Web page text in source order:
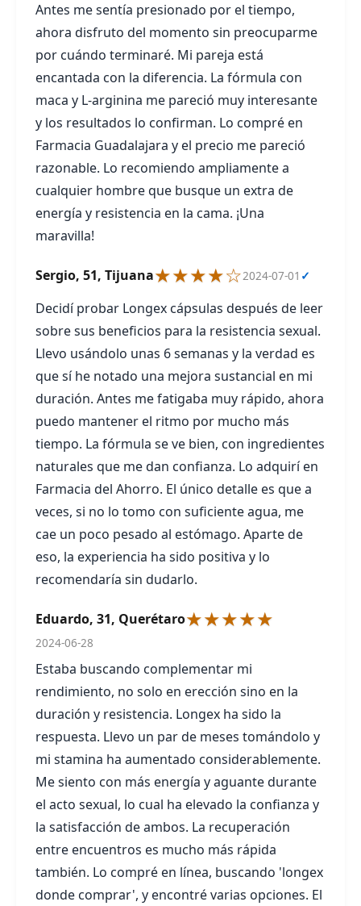
Antes me sentía presionado por el tiempo,
ahora disfruto del momento sin preocuparme
por cuándo terminaré. Mi pareja está
encantada con la diferencia. La fórmula con
maca y L-arginina me pareció muy interesante
y los resultados lo confirman. Lo compré en
Farmacia Guadalajara y el precio me pareció
razonable. Lo recomiendo ampliamente a
cualquier hombre que busque un extra de
energía y resistencia en la cama. ¡Una
maravilla!
Sergio, 51, Tijuana★★★★☆2024-07-01 ✓
Decidí probar Longex cápsulas después de leer
sobre sus beneficios para la resistencia sexual.
Llevo usándolo unas 6 semanas y la verdad es
que sí he notado una mejora sustancial en mi
duración. Antes me fatigaba muy rápido, ahora
puedo mantener el ritmo por mucho más
tiempo. La fórmula se ve bien, con ingredientes
naturales que me dan confianza. Lo adquirí en
Farmacia del Ahorro. El único detalle es que a
veces, si no lo tomo con suficiente agua, me
cae un poco pesado al estómago. Aparte de
eso, la experiencia ha sido positiva y lo
recomendaría sin dudarlo.
Eduardo, 31, Querétaro★★★★★
2024-06-28
Estaba buscando complementar mi
rendimiento, no solo en erección sino en la
duración y resistencia. Longex ha sido la
respuesta. Llevo un par de meses tomándolo y
mi stamina ha aumentado considerablemente.
Me siento con más energía y aguante durante
el acto sexual, lo cual ha elevado la confianza y
la satisfacción de ambos. La recuperación
entre encuentros es mucho más rápida
también. Lo compré en línea, buscando 'longex
donde comprar', y encontré varias opciones. El